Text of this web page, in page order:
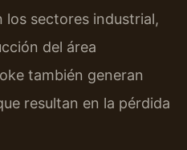
los sectores industrial,
del área
también generan
resultan en la pérdida